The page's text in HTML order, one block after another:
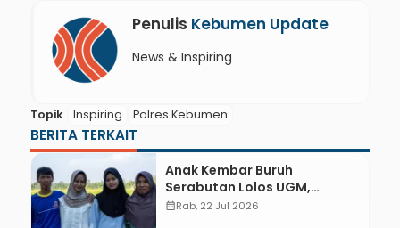
Penulis Kebumen Update
News & Inspiring
Topik Inspiring Polres Kebumen
BERITA TERKAIT
Anak Kembar Buruh
Serabutan Lolos UGM,
Subsidi UKT 100 Persen
calendar_monthRab, 22 Jul 2026